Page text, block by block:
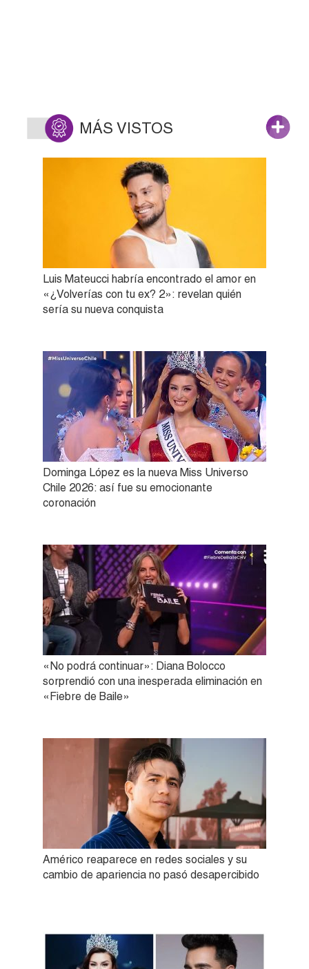
MÁS VISTOS
Luis Mateucci habría encontrado el amor en
«¿Volverías con tu ex? 2»: revelan quién
sería su nueva conquista
Dominga López es la nueva Miss Universo
Chile 2026: así fue su emocionante
coronación
«No podrá continuar»: Diana Bolocco
sorprendió con una inesperada eliminación en
«Fiebre de Baile»
Américo reaparece en redes sociales y su
cambio de apariencia no pasó desapercibido